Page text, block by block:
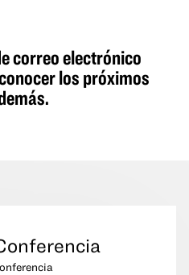
correo electrónico
los próximos